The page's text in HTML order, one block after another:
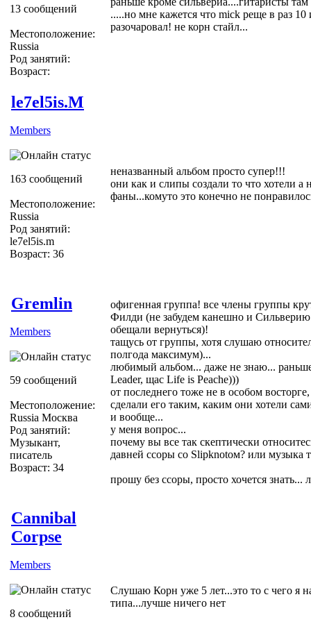
13 сообщений
Местоположение:
Russia
Род занятий:
Возраст:
.....но мне кажется что mick реще в раз
разочаровал! не корн стайл...
le7el5is.M
Members
163 сообщений
Местоположение:
Russia
Род занятий:
le7el5is.m
Возраст: 36
неназванный альбом просто супер!!!
они как и слипы создали то что хотели а
фаны...комуто это конечно не
Gremlin
Members
59 сообщений
Местоположение:
Russia Москва
Род занятий:
Музыкант,
писатель
Возраст: 34
офигенная группа! все члены группы
Филди (не забудем канешно и
обещали вернуться)!
тащусь от группы, хотя слушаю
полгода максимум)...
любимый альбом... даже не знаю...
Leader, щас Life is Peache)))
от последнего тоже не в особом
сделали его таким, каким они хотели
и вообще...
у меня вопрос...
почему вы все так скептически
давней ссоры со Slipknotом? или музыка
прошу без ссоры, просто хочется
Cannibal
Corpse
Members
8 сообщений
Слушаю Корн уже 5 лет...это то с чего я
типа...лучше ничего нет